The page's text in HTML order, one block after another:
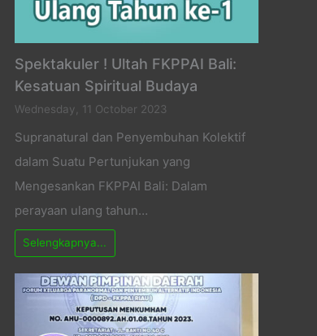
Spektakuler ! Ultah FKPPAI Bali:
Kesatuan Spiritual Budaya
Wednesday, 11 October 2023
Supranatural dan Penyembuhan Kolektif
dalam Suatu Pertunjukan yang
Mengesankan FKPPAI Bali: Dalam
perayaan ulang tahun…
Selengkapnya...